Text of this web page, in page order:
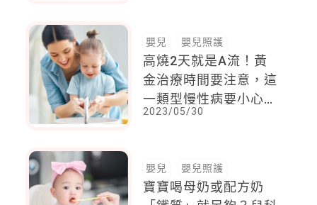
嬰兒 嬰兒照護
高燒2天就是A流！黃
金治療時間要注意，這
一類型慢性病要小心用
藥
2023/05/30
嬰兒 嬰兒照護
寶寶喝母奶或配方奶